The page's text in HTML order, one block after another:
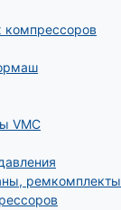
VMC
ремкомплекты